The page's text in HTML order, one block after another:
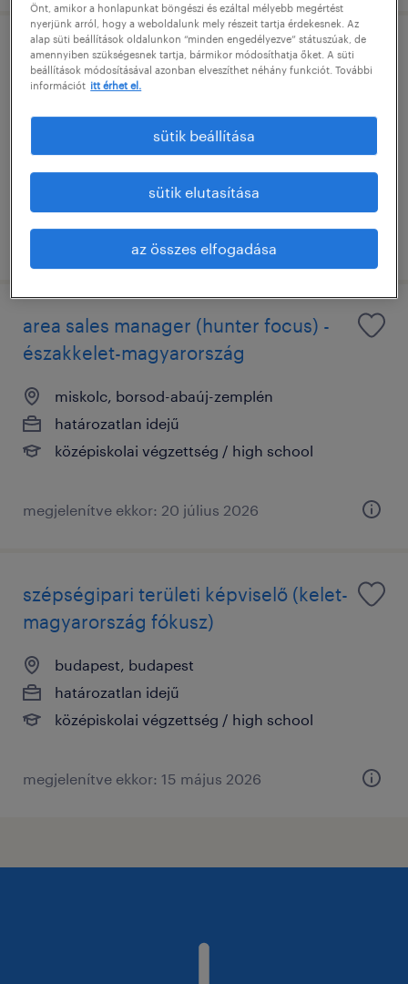
belföldi márkaképviselő
határozatlan idejű
középiskolai végzettség / high school
megjelenítve ekkor: 1 augusztus 2026
area sales manager (hunter focus) -
északkelet-magyarország
miskolc, borsod-abaúj-zemplén
határozatlan idejű
középiskolai végzettség / high school
megjelenítve ekkor: 20 július 2026
szépségipari területi képviselő (kelet-
magyarország fókusz)
budapest, budapest
határozatlan idejű
középiskolai végzettség / high school
megjelenítve ekkor: 15 május 2026
Önt, amikor a honlapunkat böngészi és ezáltal mélyebb megértést
nyerjünk arról, hogy a weboldalunk mely részeit tartja érdekesnek. Az
alap süti beállítások oldalunkon “minden engedélyezve” státuszúak, de
amennyiben szükségesnek tartja, bármikor módosíthatja őket. A süti
beállítások módosításával azonban elveszíthet néhány funkciót. További
információt itt érhet el.
sütik beállítása
sütik elutasítása
az összes elfogadása